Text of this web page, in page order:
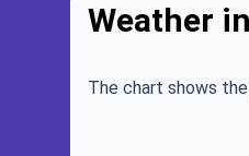
Weather
The chart shows